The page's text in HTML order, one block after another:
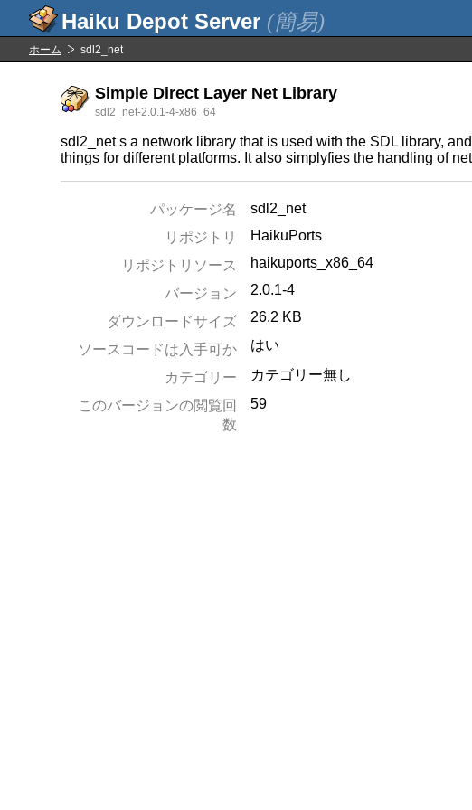
(簡易)
ホーム sdl2_net
Simple Direct Layer Net Library
sdl2_net-2.0.1-4-x86_64
sdl2_net s a network library that is used with the SDL library,
things for different platforms. It also simplyfies the handling of
パッケージ名
sdl2_net
リポジトリ
HaikuPorts
リポジトリソース
haikuports_x86_64
バージョン
2.0.1-4
ダウンロードサイズ 26.2 KB
ソースコードは入手可か はい
カテゴリー
カテゴリー無し
このバージョンの閲覧回
数
59